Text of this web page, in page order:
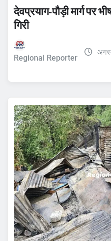
देवप्रयाग-पौड़ी मार्ग पर
गिरी
Regional Reporter